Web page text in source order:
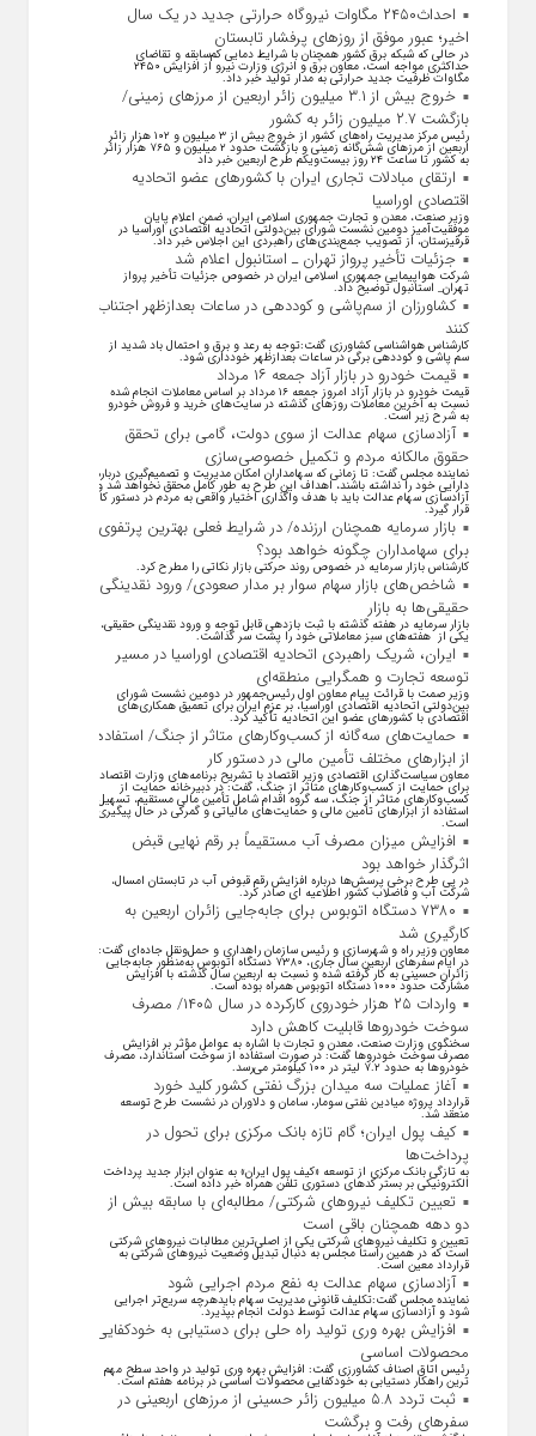
احداث۲۴۵۰ مگاوات نیروگاه حرارتی جدید در یک سال
اخیر؛ عبور موفق از روز‌های پرفشار تابستان
در حالی که شبکه برق کشور همچنان با شرایط دمایی کم‌سابقه و تقاضای
حداکثری مواجه است، معاون برق و انرژی وزارت نیرو از افزایش ۲۴۵۰
مگاوات ظرفیت جدید حرارتی به مدار تولید خبر داد.
خروج بیش از ۳.۱ میلیون زائر اربعین از مرزهای زمینی/
بازگشت ۲.۷ میلیون زائر به کشور
رئیس مرکز مدیریت راه‌های کشور از خروج بیش از ۳ میلیون و ۱۰۲ هزار زائر
اربعین از مرزهای شش‌گانه زمینی و بازگشت حدود ۲ میلیون و ۷۶۵ هزار زائر
به کشور تا ساعت ۲۴ روز بیست‌ویکم طرح اربعین خبر داد
ارتقای مبادلات تجاری ایران با کشور‌های عضو اتحادیه
اقتصادی اوراسیا
وزیر صنعت، معدن و تجارت جمهوری اسلامی ایران، ضمن اعلام پایان
موفقیت‌آمیز دومین نشست شورای بین‌دولتی اتحادیه اقتصادی اوراسیا در
قرقیزستان، از تصویب جمع‌بندی‌های راهبردی این اجلاس خبر داد.
جزئیات تأخیر پرواز تهران ـ استانبول اعلام شد
شرکت هواپیمایی جمهوری اسلامی ایران در خصوص جزئیات تأخیر پرواز
تهران_ استانبول توضیح داد.
کشاورزان از سم‌پاشی و کوددهی در ساعات بعدازظهر اجتناب
کنند
کارشناس هواشناسی کشاورزی گفت:توجه به رعد و برق و احتمال باد شدید از
سم پاشی و کوددهی برگی در ساعات بعدازظهر خودداری شود.
قیمت خودرو در بازار آزاد جمعه ۱۶ مرداد
قیمت خودرو در بازار آزاد امروز جمعه ۱۶ مرداد بر اساس معاملات انجام شده
نسبت به آخرین معاملات روز‌های گذشته در سایت‌های خرید و فروش خودرو
به شرح زیر است.
آزادسازی سهام عدالت از سوی دولت، گامی برای تحقق
حقوق مالکانه مردم و تکمیل خصوصی‌سازی
نماینده مجلس گفت: تا زمانی که سهامداران امکان مدیریت و تصمیم‌گیری درباره
دارایی خود را نداشته باشند، اهداف این طرح به طور کامل محقق نخواهد شد و
آزادسازی سهام عدالت باید با هدف واگذاری اختیار واقعی به مردم در دستور کار
قرار گیرد.
بازار سرمایه همچنان ارزنده/ در شرایط فعلی بهترین پرتفوی
برای سهامداران چگونه خواهد بود؟
کارشناس بازار سرمایه در خصوص روند حرکتی بازار نکاتی را مطرح کرد.
شاخص‌های بازار سهام سوار بر مدار صعودی/ ورود نقدینگی
حقیقی‌ها به بازار
بازار سرمایه در هفته گذشته با ثبت بازدهی قابل توجه و ورود نقدینگی حقیقی،
یکی از هفته‌های سبز معاملاتی خود را پشت سر گذاشت.
ایران، شریک راهبردی اتحادیه اقتصادی اوراسیا در مسیر
توسعه تجارت و همگرایی منطقه‌ای
وزیر صمت با قرائت پیام معاون اول رئیس‌جمهور در دومین نشست شورای
بین‌دولتی اتحادیه اقتصادی اوراسیا، بر عزم ایران برای تعمیق همکاری‌های
اقتصادی با کشورهای عضو این اتحادیه تأکید کرد.
حمایت‌های سه‌گانه از کسب‌وکارهای متاثر از جنگ/ استفاده
از ابزارهای مختلف تأمین مالی در دستور کار
معاون سیاست‌گذاری اقتصادی وزیر اقتصاد با تشریح برنامه‌های وزارت اقتصاد
برای حمایت از کسب‌وکار‌های متاثر از جنگ، گفت: در دبیرخانه حمایت از
کسب‌وکار‌های متاثر از جنگ، سه گروه اقدام شامل تأمین مالی مستقیم، تسهیل
استفاده از ابزار‌های تأمین مالی و حمایت‌های مالیاتی و گمرکی در حال پیگیری
است.
افزایش میزان مصرف آب مستقیماً بر رقم نهایی قبض
اثرگذار خواهد بود
در پی طرح برخی پرسش‌ها درباره افزایش رقم قبوض آب در تابستان امسال،
شرکت آب و فاضلاب کشور اطلاعیه ای صادر کرد.
۷۳۸۰ دستگاه اتوبوس برای جابه‌جایی زائران اربعین به
کارگیری شد
معاون وزیر راه و شهرسازی و رئیس سازمان راهداری و حمل‌ونقل جاده‌ای گفت:
در ایام سفرهای اربعین سال جاری، ۷۳۸۰ دستگاه اتوبوس به‌منظور جابه‌جایی
زائران حسینی به‌ کار گرفته شده و نسبت به اربعین سال گذشته با افزایش
مشارکت حدود ۱۰۰۰ دستگاه اتوبوس همراه بوده است.
واردات ۲۵ هزار خودروی کارکرده در سال ۱۴۰۵/ مصرف
سوخت خودرو‌ها قابلیت کاهش دارد
سخنگوی وزارت صنعت، معدن و تجارت با اشاره به عوامل مؤثر بر افزایش
مصرف سوخت خودرو‌ها گفت: در صورت استفاده از سوخت استاندارد، مصرف
خودرو‌ها به حدود ۷.۲ لیتر در ۱۰۰ کیلومتر می‌رسد.
آغاز عملیات سه میدان بزرگ نفتی کشور کلید خورد
قرارداد پروژه میادین نفتی سومار، سامان و دلاوران در نشست طرح توسعه
منعقد شد.
کیف پول ایران؛ گام تازه بانک مرکزی برای تحول در
پرداخت‌ها
به تازگی بانک مرکزی از توسعه «کیف پول ایران» به عنوان ابزار جدید پرداخت
الکترونیکی بر بستر کد‌های دستوری تلفن همراه خبر داده است.
تعیین تکلیف نیروهای شرکتی/ مطالبه‌ای با سابقه بیش از
دو دهه همچنان باقی است
تعیین و تکلیف نیرو‌های شرکتی یکی از اصلی‌ترین مطالبات نیرو‌های شرکتی
است که در همین راستا مجلس به دنبال تبدیل وضعیت نیرو‌های شرکتی به
قرارداد معین است.
آزادسازی سهام عدالت به نفع مردم اجرایی شود
نماینده مجلس گفت:تکلیف قانونی مدیریت سهام بایدهرچه سریع‌تر اجرایی
شود و آزادسازی سهام عدالت توسط دولت انجام بپذیرد.
افزایش بهره وری تولید راه حلی برای دستیابی به خودکفایی
محصولات اساسی
رئیس اتاق اصناف کشاورزی گفت: افزایش بهره وری تولید در واحد سطح مهم
ترین راهکار دستیابی به خودکفایی محصولات اساسی در برنامه هفتم است.
ثبت تردد ۵.۸ میلیون زائر حسینی از مرزهای اربعینی در
سفرهای رفت و برگشت